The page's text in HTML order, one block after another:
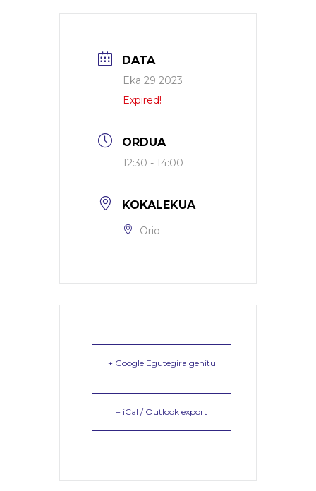
DATA
Eka 29 2023
Expired!
ORDUA
12:30 - 14:00
KOKALEKUA
Orio
+ Google Egutegira gehitu
+ iCal / Outlook export